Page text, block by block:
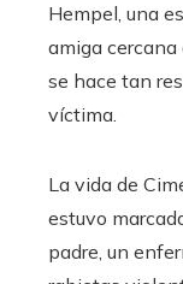
Hempel, una
amiga cercana
se hace tan
víctima.
La vida de
estuvo
padre, un